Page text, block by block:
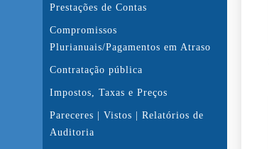
Prestações de Contas
Compromissos
Plurianuais/Pagamentos em Atraso
Contratação pública
Impostos, Taxas e Preços
Pareceres | Vistos | Relatórios de
Auditoria